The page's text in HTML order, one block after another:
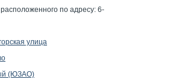
по адресу: 6-
улица
(ЮЗАО)